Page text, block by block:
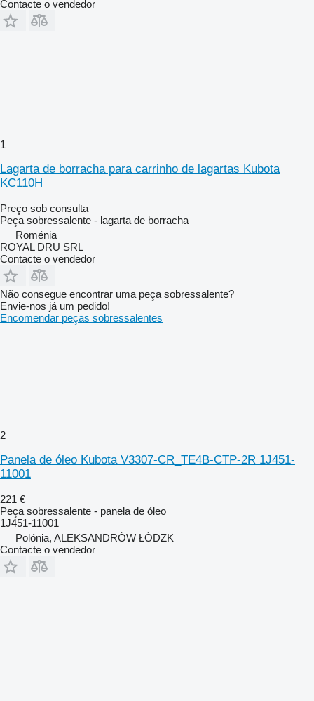
Contacte o vendedor
1
Lagarta de borracha para carrinho de lagartas Kubota
KC110H
Preço sob consulta
Peça sobressalente - lagarta de borracha
Roménia
ROYAL DRU SRL
Contacte o vendedor
Não consegue encontrar uma peça sobressalente?
Envie-nos já um pedido!
Encomendar peças sobressalentes
2
Panela de óleo Kubota V3307-CR_TE4B-CTP-2R 1J451-
11001
221 €
Peça sobressalente - panela de óleo
1J451-11001
Polónia, ALEKSANDRÓW ŁÓDZK
Contacte o vendedor